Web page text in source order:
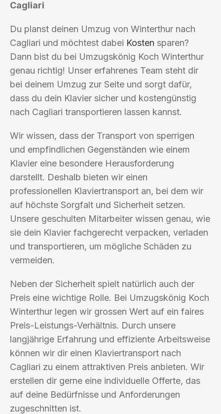
Cagliari
Du planst deinen Umzug von Winterthur nach
Cagliari und möchtest dabei Kosten sparen?
Dann bist du bei Umzugskönig Koch Winterthur
genau richtig! Unser erfahrenes Team steht dir
bei deinem Umzug zur Seite und sorgt dafür,
dass du dein Klavier sicher und kostengünstig
nach Cagliari transportieren lassen kannst.
Wir wissen, dass der Transport von sperrigen
und empfindlichen Gegenständen wie einem
Klavier eine besondere Herausforderung
darstellt. Deshalb bieten wir einen
professionellen Klaviertransport an, bei dem wir
auf höchste Sorgfalt und Sicherheit setzen.
Unsere geschulten Mitarbeiter wissen genau, wie
sie dein Klavier fachgerecht verpacken, verladen
und transportieren, um mögliche Schäden zu
vermeiden.
Neben der Sicherheit spielt natürlich auch der
Preis eine wichtige Rolle. Bei Umzugskönig Koch
Winterthur legen wir grossen Wert auf ein faires
Preis-Leistungs-Verhältnis. Durch unsere
langjährige Erfahrung und effiziente Arbeitsweise
können wir dir einen Klaviertransport nach
Cagliari zu einem attraktiven Preis anbieten. Wir
erstellen dir gerne eine individuelle Offerte, das
auf deine Bedürfnisse und Anforderungen
zugeschnitten ist.